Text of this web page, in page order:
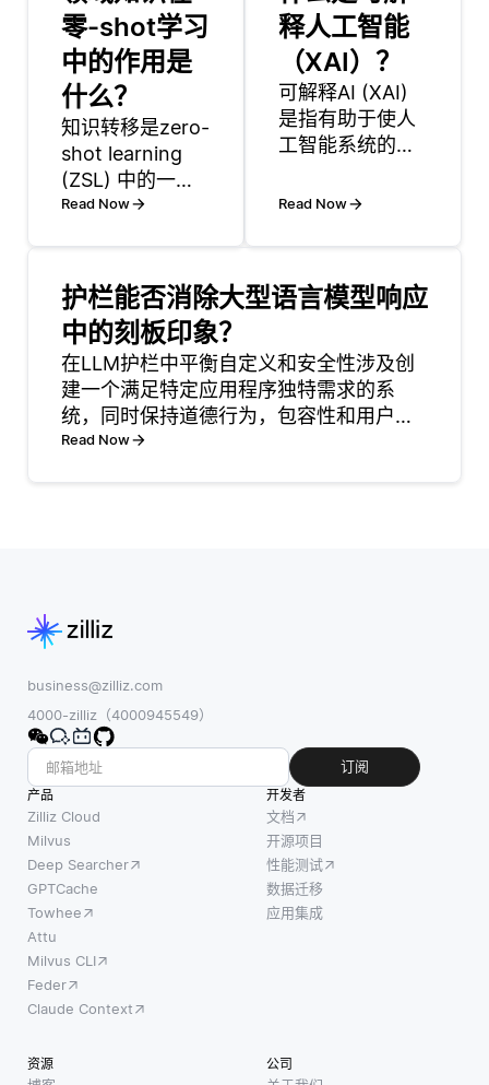
零-shot学习
中的作用是
什么？
知识转移是zero-
shot learning
(ZSL) 中的一个
重要概念，它允
行预测，而不需
要为这些类别标
记数据。在这种
情况下，知识转
移是指模型应用
从熟悉的课程中
获得的学习来推
Read Now
释人工智能
（XAI）？
可解释AI (XAI)
是指有助于使人
工智能系统的结
的方法和技术。
技术包括特征重
关的方法和基于
种技术的目的都
是澄清人工智能
模型如何做出决
Read Now
护栏能否消除大型语言模型响应
中的刻板印象？
在LLM护栏中平衡自定义和安全性涉及创
建一个满足特定应用程序独特需求的系
统，同时保持道德行为，包容性和用户保
护的高标准。自定义允许开发人员针对特
Read Now
business@zilliz.com
4000-zilliz（4000945549）
订阅
产品
Zilliz Cloud
Milvus
Deep Searcher
GPTCache
Towhee
Attu
Milvus CLI
Feder
Claude Context
开发者
文档
开源项目
性能测试
数据迁移
应用集成
资源 公司